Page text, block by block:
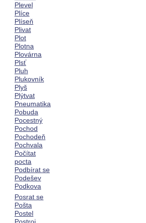
Plevel
Plíce
Plíseň
Plivat
Plot
Plotna
Plovárna
Plsť
Pluh
Plukovník
Plyš
Plýtvat
Pneumatika
Pobuda
Pocestný
Pochod
Pochodeň
Pochvala
Počítat
pocta
Podbírat se
Podešev
Podkova
Posrat se
Pošta
Postel